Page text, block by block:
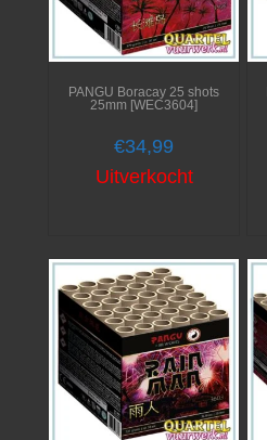
PANGU Boracay 25 shots
25mm [WEC3604]
€34,99
Uitverkocht